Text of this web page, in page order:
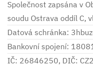
Společnost zapsána v
soudu Ostrava oddíl C,
Datová schránka:
Bankovní spojení:
IČ: 26846250, DIČ: